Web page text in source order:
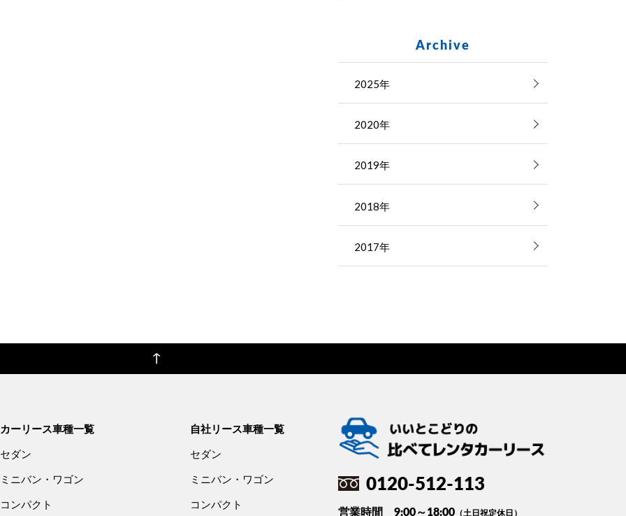
Archive
2025年
2020年
2019年
2018年
2017年
カーリース車種一覧
セダン
ミニバン・ワゴン
コンパクト
自社リース車種一覧
セダン
ミニバン・ワゴン
コンパクト
0120-512-113
営業時間 9:00～18:00 （土日祝定休日）